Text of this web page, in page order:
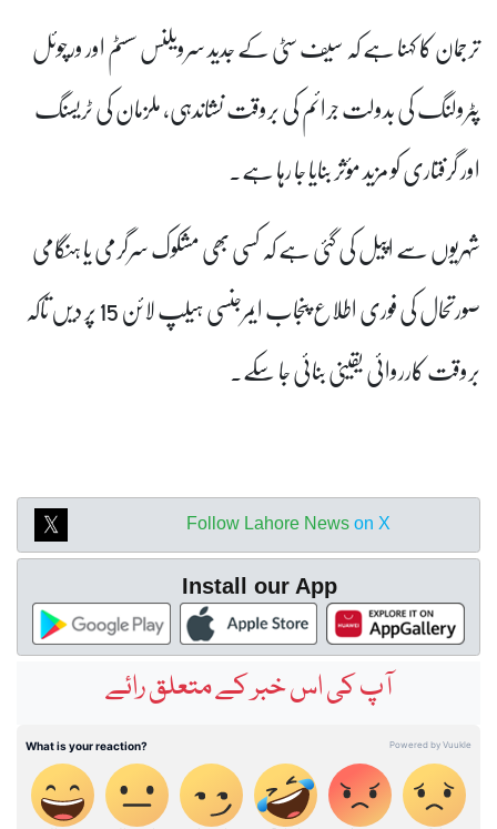
ترجمان کا کہنا ہے کہ سیف سٹی کے جدید سرویلنس سسٹم اور ورچوئل
پٹرولنگ کی بدولت جرائم کی بروقت نشاندہی، ملزمان کی ٹریسنگ
اور گرفتاری کو مزید مؤثر بنایا جا رہا ہے۔
شہریوں سے اپیل کی گئی ہے کہ کسی بھی مشکوک سرگرمی یا ہنگامی
صورتحال کی فوری اطلاع پنجاب ایمرجنسی ہیلپ لائن 15 پر دیں تاکہ
بروقت کارروائی یقینی بنائی جا سکے۔
Follow Lahore News on X
Install our App
آپ کی اس خبر کے متعلق رائے